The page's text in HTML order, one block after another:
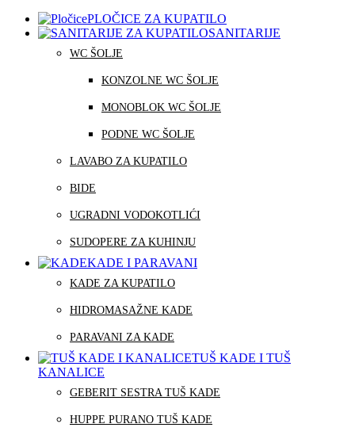
PLOČICE ZA KUPATILO
SANITARIJE
WC ŠOLJE
KONZOLNE WC ŠOLJE
MONOBLOK WC ŠOLJE
PODNE WC ŠOLJE
LAVABO ZA KUPATILO
BIDE
UGRADNI VODOKOTLIĆI
SUDOPERE ZA KUHINJU
KADE I PARAVANI
KADE ZA KUPATILO
HIDROMASAŽNE KADE
PARAVANI ZA KADE
TUŠ KADE I TUŠ
KANALICE
GEBERIT SESTRA TUŠ KADE
HUPPE PURANO TUŠ KADE